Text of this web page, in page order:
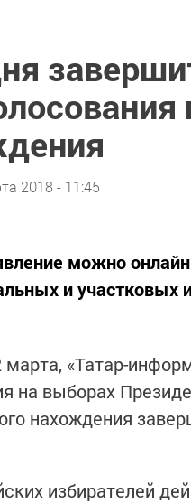
2018 - 11:45
можно
и
марта, «Татар-
на выборах
нахождения
избирателей